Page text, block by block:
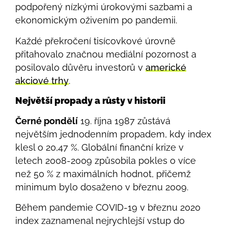
podpořený nízkými úrokovými sazbami a
ekonomickým oživením po pandemii.
Každé překročení tisícovkové úrovně
přitahovalo značnou mediální pozornost a
posilovalo důvěru investorů v americké
akciové trhy.
Největší propady a růsty v historii
Černé pondělí 19. října 1987 zůstává
největším jednodenním propadem, kdy index
klesl o 20,47 %. Globální finanční krize v
letech 2008-2009 způsobila pokles o více
než 50 % z maximálních hodnot, přičemž
minimum bylo dosaženo v březnu 2009.
Během pandemie COVID-19 v březnu 2020
index zaznamenal nejrychlejší vstup do